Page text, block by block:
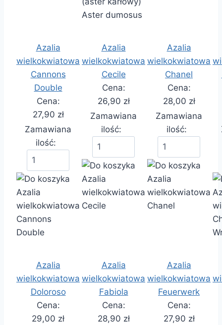
Azalia
wielkokwiatowa
Cannons
Double
Cena:
27,90 zł
Zamawiana
ilość:
Azalia
wielkokwiatowa
Cecile
Cena:
26,90 zł
Zamawiana
ilość:
Azalia
wielkokwiatowa
Chanel
Cena:
28,00 zł
Zamawiana
ilość:
Azalia
wielkokwiatowa
Doloroso
Cena:
29,00 zł
Azalia
wielkokwiatowa
Fabiola
Cena:
28,90 zł
Azalia
wielkokwiatowa
Feuerwerk
Cena:
27,90 zł